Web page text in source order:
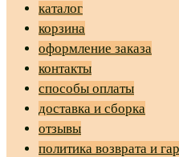
каталог
корзина
оформление заказа
контакты
способы оплаты
доставка и сборка
отзывы
политика возврата и